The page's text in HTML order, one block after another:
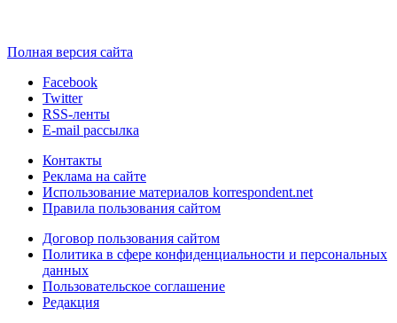
Полная версия сайта
Facebook
Twitter
RSS-ленты
E-mail рассылка
Контакты
Реклама на сайте
Использование материалов korrespondent.net
Правила пользования сайтом
Договор пользования сайтом
Политика в сфере конфиденциальности и персональных
данных
Пользовательское соглашение
Редакция